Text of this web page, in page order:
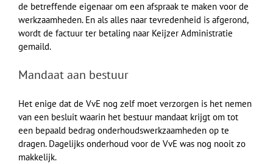
de betreffende eigenaar om een afspraak te maken voor de
werkzaamheden. En als alles naar tevredenheid is afgerond,
wordt de factuur ter betaling naar Keijzer Administratie
gemaild.
Mandaat aan bestuur
Het enige dat de VvE nog zelf moet verzorgen is het nemen
van een besluit waarin het bestuur mandaat krijgt om tot
een bepaald bedrag onderhoudswerkzaamheden op te
dragen. Dagelijks onderhoud voor de VvE was nog nooit zo
makkelijk.